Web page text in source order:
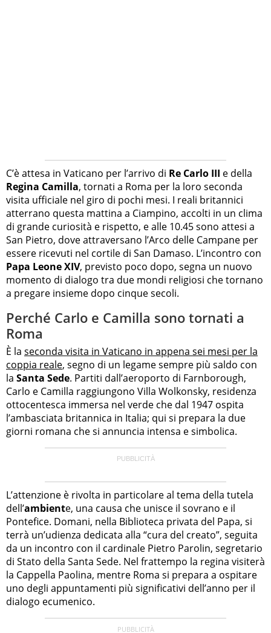
C’è attesa in Vaticano per l’arrivo di Re Carlo III e della
Regina Camilla, tornati a Roma per la loro seconda
visita ufficiale nel giro di pochi mesi. I reali britannici
atterrano questa mattina a Ciampino, accolti in un clima
di grande curiosità e rispetto, e alle 10.45 sono attesi a
San Pietro, dove attraversano l’Arco delle Campane per
essere ricevuti nel cortile di San Damaso. L’incontro con
Papa Leone XIV, previsto poco dopo, segna un nuovo
momento di dialogo tra due mondi religiosi che tornano
a pregare insieme dopo cinque secoli.
Perché Carlo e Camilla sono tornati a
Roma
È la seconda visita in Vaticano in appena sei mesi per la
coppia reale, segno di un legame sempre più saldo con
la Santa Sede. Partiti dall’aeroporto di Farnborough,
Carlo e Camilla raggiungono Villa Wolkonsky, residenza
ottocentesca immersa nel verde che dal 1947 ospita
l’ambasciata britannica in Italia; qui si prepara la due
giorni romana che si annuncia intensa e simbolica.
L’attenzione è rivolta in particolare al tema della tutela
dell’ambiente, una causa che unisce il sovrano e il
Pontefice. Domani, nella Biblioteca privata del Papa, si
terrà un’udienza dedicata alla “cura del creato”, seguita
da un incontro con il cardinale Pietro Parolin, segretario
di Stato della Santa Sede. Nel frattempo la regina visiterà
la Cappella Paolina, mentre Roma si prepara a ospitare
uno degli appuntamenti più significativi dell’anno per il
dialogo ecumenico.